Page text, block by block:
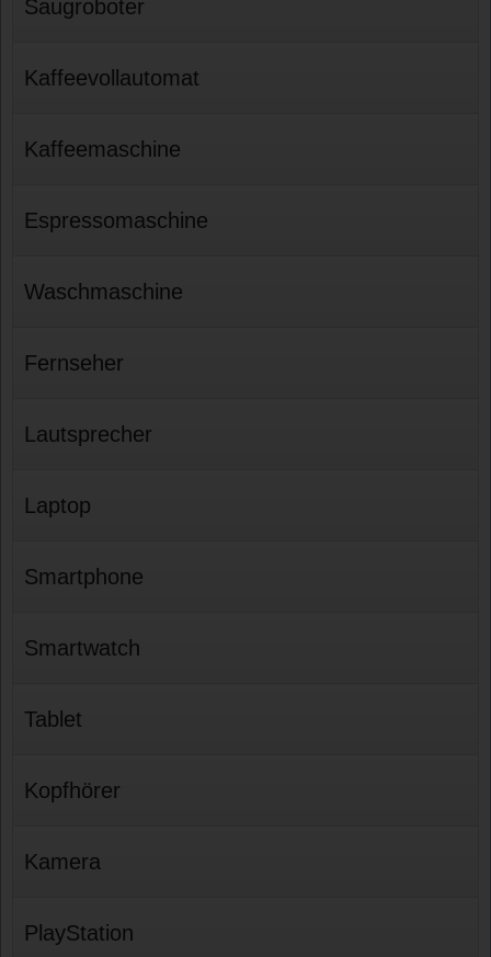
Saugroboter
Kaffeevollautomat
Kaffeemaschine
Espressomaschine
Waschmaschine
Fernseher
Lautsprecher
Laptop
Smartphone
Smartwatch
Tablet
Kopfhörer
Kamera
PlayStation